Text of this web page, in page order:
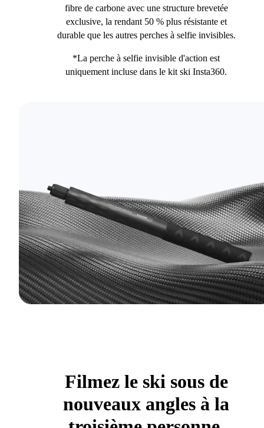
fibre de carbone avec une structure brevetée
exclusive, la rendant 50 % plus résistante et
durable que les autres perches à selfie invisibles.
*La perche à selfie invisible d'action est
uniquement incluse dans le kit ski Insta360.
Filmez le ski sous de
nouveaux angles à la